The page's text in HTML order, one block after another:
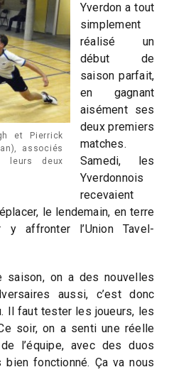
et Pierrick
associés
leurs deux
Yverdon a tout
simplement
réalisé un
début de
saison parfait,
en gagnant
aisément ses
deux premiers
matches.
Samedi, les
Yverdonnois
recevaient
le lendemain, en terre
y affronter l’Union Tavel-
saison, on a des nouvelles
aussi, c’est donc
Il faut tester les joueurs, les
soir, on a senti une réelle
l’équipe, avec des duos
fonctionné. Ça va nous